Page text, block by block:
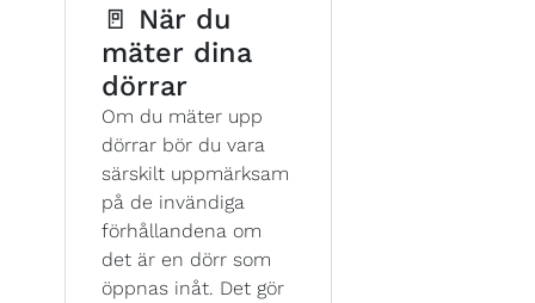
🚪 När du
mäter dina
dörrar
Om du mäter upp
dörrar bör du vara
särskilt uppmärksam
på de invändiga
förhållandena om
det är en dörr som
öppnas inåt. Det gör